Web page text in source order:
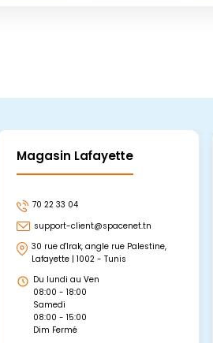
Magasin Lafayette
70 22 33 04
support-client@spacenet.tn
30 rue d'Irak, angle rue Palestine,
Lafayette | 1002 - Tunis
Du lundi au Ven
08:00 - 18:00
Samedi
08:00 - 15:00
Dim Fermé